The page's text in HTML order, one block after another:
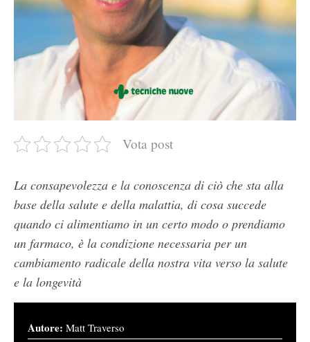
Vota post
La consapevolezza e la conoscenza di ciò che sta alla
base della salute e della malattia, di cosa succede
quando ci alimentiamo in un certo modo o prendiamo
un farmaco, è la condizione necessaria per un
cambiamento radicale della nostra vita verso la salute
e la longevità
Autore: Matt Traverso